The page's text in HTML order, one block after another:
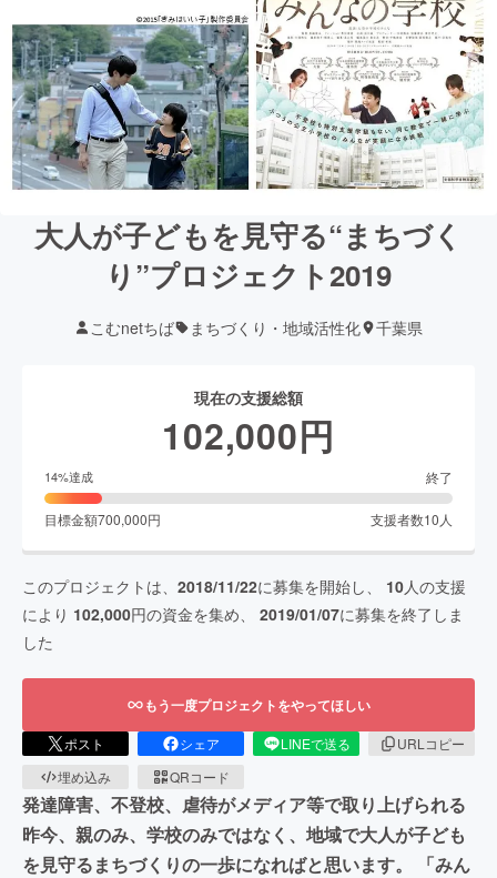
大人が子どもを見守る“まちづく
り”プロジェクト2019
こむnetちば まちづくり・地域活性化 千葉県
現在の支援総額
102,000円
14%達成 終了
目標金額700,000円 支援者数10 人
このプロジェクトは、 2018/11/22に募集を開始し、 10人の支援
により 102,000円の資金を集め、 2019/01/07に募集を終了しま
した
もう一度プロジェクトをやってほしい
ポスト シェア LINEで送る
URLコピー
埋め込み
QRコード
発達障害、不登校、虐待がメディア等で取り上げられる
昨今、親のみ、学校のみではなく、地域で大人が子ども
を見守るまちづくりの一歩になればと思います。 「みん